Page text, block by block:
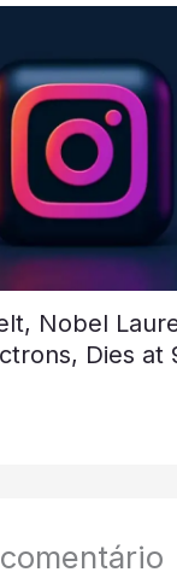
Nobel
Dies at